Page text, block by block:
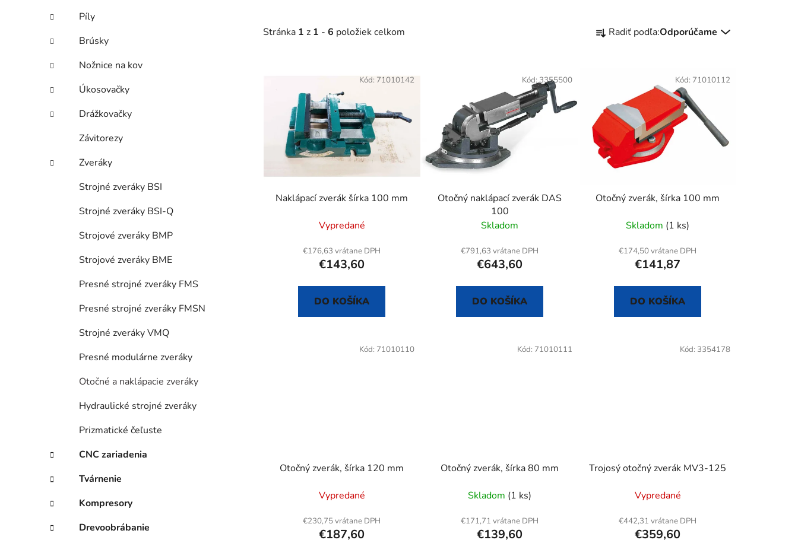
Píly
Brúsky
Nožnice na kov
Úkosovačky
Drážkovačky
Závitorezy
Zveráky
Strojné zveráky BSI
Strojné zveráky BSI-Q
Strojové zveráky BMP
Strojové zveráky BME
Presné strojné zveráky FMS
Presné strojné zveráky FMSN
Strojné zveráky VMQ
Presné modulárne zveráky
Otočné a naklápacie zveráky
Hydraulické strojné zveráky
Prizmatické čeľuste
CNC zariadenia
Tvárnenie
Kompresory
Drevoobrábanie
Stránka 1 z 1 - 6 položiek celkom
a
e
p
r
o
u
k
Radiť podľa:Odporúčame
o
Naklápací zverák šírka 100 mm
Vypredané
€176,63 vrátane DPH
€143,60
DO KOŠÍKA
Kód: 71010142
Otočný naklápací zverák DAS
100
Skladom
€791,63 vrátane DPH
€643,60
DO KOŠÍKA
Kód:3355500
Otočný zverák, šírka 100 mm
Skladom (1 ks)
€174,50 vrátane DPH
€141,87
DO KOŠÍKA
Kód: 71010112
Otočný zverák, šírka 120 mm
Vypredané
€230,75 vrátane DPH
€187,60
Kód: 71010110
Otočný zverák, šírka 80 mm
Skladom (1 ks)
€171,71 vrátane DPH
€139,60
Kód: 71010111
Trojosý otočný zverák MV3-125
Vypredané
€442,31 vrátane DPH
€359,60
Kód: 3354178